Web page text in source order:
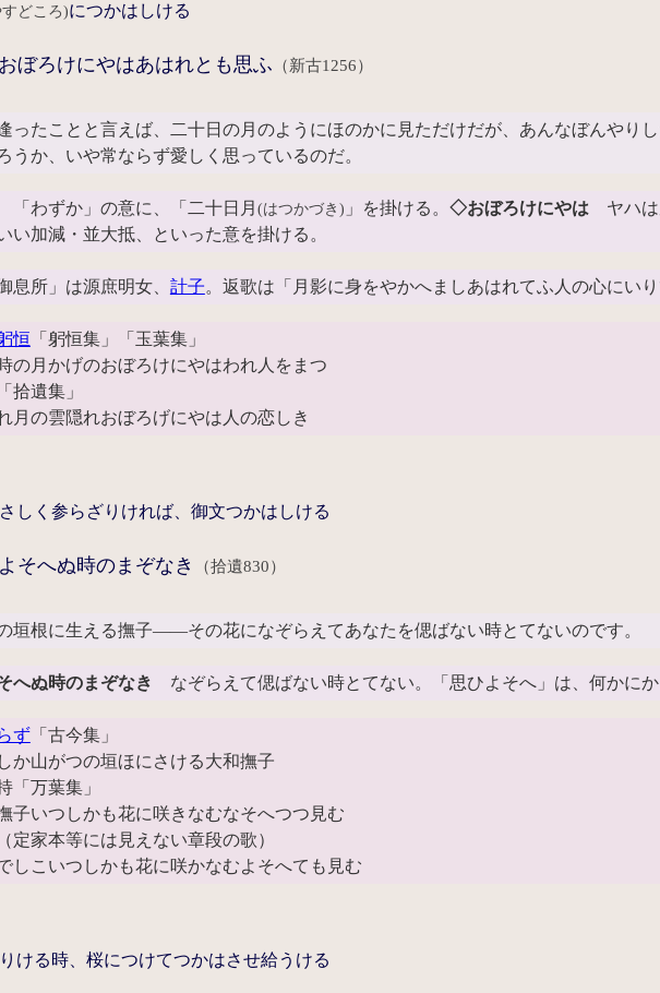
どころ)につかはしける
ぼろけにやはあはれとも思ふ （新古1256）
ったことと言えば、二十日の月のようにほのかに見ただけだが、あんなぼんやり
うか、いや常ならず愛しく思っているのだ。
わずか」の意に、「二十日月 (はつかづき) 」を掛ける。 ◇おぼろけにやは ヤハは
い加減・並大抵、といった意を掛ける。
息所」は源庶明女、 計子。返歌は「月影に身をやかへましあはれてふ人の心にいり
恒 「躬恒集」「玉葉集」
の月かげのおぼろけにやはわれ人をまつ
拾遺集」
月の雲隠れおぼろげにやは人の恋しき
しく参らざりければ、御文つかはしける
そへぬ時のまぞなき （拾遺830）
垣根に生える撫子――その花になぞらえてあなたを偲ばない時とてないのです。
へぬ時のまぞなき なぞらえて偲ばない時とてない。「思ひよそへ」は、何かにか
ず「古今集」
か山がつの垣ほにさける大和撫子
「万葉集」
子いつしかも花に咲きなむなそへつつ見む
家本等には見えない章段の歌）
しこいつしかも花に咲かなむよそへても見む
ける時、桜につけてつかはさせ給うける